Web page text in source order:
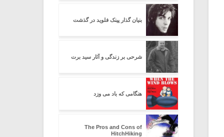
بنیان گذار پینک فلوید در گذشت
شرحی بر زندگی و آثار سید برت
هنگامی که باد می وزد
The Pros and Cons of
HitchHiking